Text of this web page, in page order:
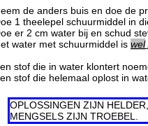
de anders buis en doe de
1 theelepel schuurmiddel in
er 2 cm water bij en schud
water met schuurmiddel is wel
stof die in water klontert
stof die helemaal oplost in
OPLOSSINGEN ZIJN HELDER,
MENGSELS ZIJN TROEBEL.